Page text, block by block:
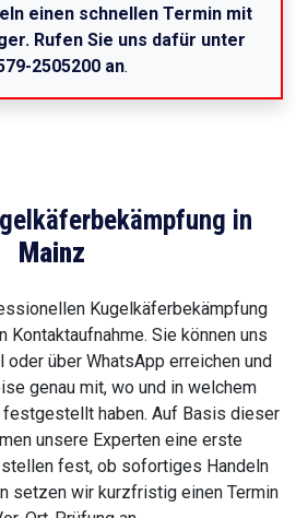
einen schnellen Termin mit
Rufen Sie uns dafür unter
2505200 an.
in
Mainz
Kugelkäferbekämpfung
Kontaktaufnahme. Sie können uns
über WhatsApp erreichen und
genau mit, wo und in welchem
haben. Auf Basis dieser
unsere Experten eine erste
stellen fest, ob sofortiges Handeln
setzen wir kurzfristig einen Termin